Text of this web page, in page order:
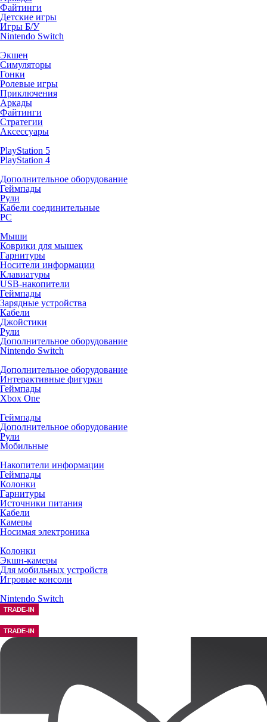
Файтинги
Детские игры
Игры Б/У
Nintendo Switch
Экшен
Симуляторы
Гонки
Ролевые игры
Приключения
Аркады
Файтинги
Стратегии
Аксессуары
PlayStation 5
PlayStation 4
Дополнительное оборудование
Геймпады
Рули
Кабели соединительные
PC
Мыши
Коврики для мышек
Гарнитуры
Носители информации
Клавиатуры
USB-накопители
Геймпады
Зарядные устройства
Кабели
Джойстики
Рули
Дополнительное оборудование
Nintendo Switch
Дополнительное оборудование
Интерактивные фигурки
Геймпады
Xbox One
Геймпады
Дополнительное оборудование
Рули
Мобильные
Накопители информации
Геймпады
Колонки
Гарнитуры
Источники питания
Кабели
Камеры
Носимая электроника
Колонки
Экшн-камеры
Для мобильных устройств
Игровые консоли
Nintendo Switch